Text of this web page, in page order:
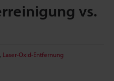
vs.
, Laser-Oxid-Entfernung